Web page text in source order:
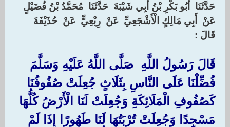
حَدَّثَنَا ‏ ‏أَبُو بَكْرِ بْنُ أَبِي شَيْبَةَ ‏ ‏حَدَّثَنَا ‏ ‏مُحَمَّدُ بْنُ فُضَيْلٍ ‏
‏عَنْ ‏ ‏أَبِي مَالِكٍ الْأَشْجَعِيِّ ‏ ‏عَنْ ‏ ‏رِبْعِيٍّ ‏ ‏عَنْ ‏ ‏حُذَيْفَةَ ‏
‏قَالَ :‏
قَالَ رَسُولُ اللَّهِ ‏ ‏صَلَّى اللَّهُ عَلَيْهِ وَسَلَّمَ ‏
‏فُضِّلْنَا عَلَى النَّاسِ بِثَلَاثٍ جُعِلَتْ صُفُوفُنَا
كَصُفُوفِ الْمَلَائِكَةِ وَجُعِلَتْ لَنَا الْأَرْضُ كُلُّهَا
مَسْجِدًا وَجُعِلَتْ تُرْبَتُهَا لَنَا طَهُورًا إِذَا لَمْ